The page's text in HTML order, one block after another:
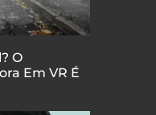
O
Em VR É